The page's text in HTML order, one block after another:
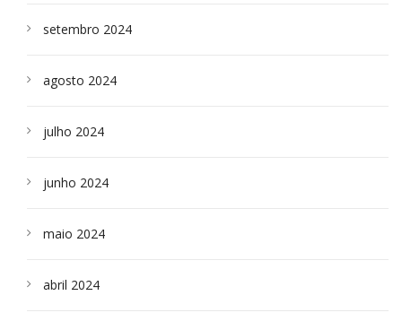
setembro 2024
agosto 2024
julho 2024
junho 2024
maio 2024
abril 2024